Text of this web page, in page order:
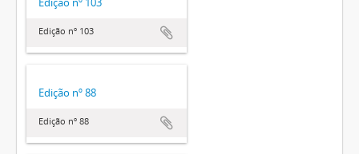
Edição nº 103
Edição nº 88
Edição nº 88